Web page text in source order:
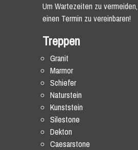
Um Wartezeiten zu
einen Termin zu vereinbaren!
Treppen
Granit
Marmor
Schiefer
Naturstein
Kunststein
Silestone
Dekton
Caesarstone